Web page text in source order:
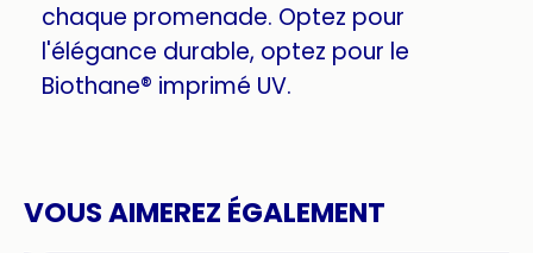
chaque promenade. Optez pour
l'élégance durable, optez pour le
Biothane® imprimé UV.
VOUS AIMEREZ ÉGALEMENT